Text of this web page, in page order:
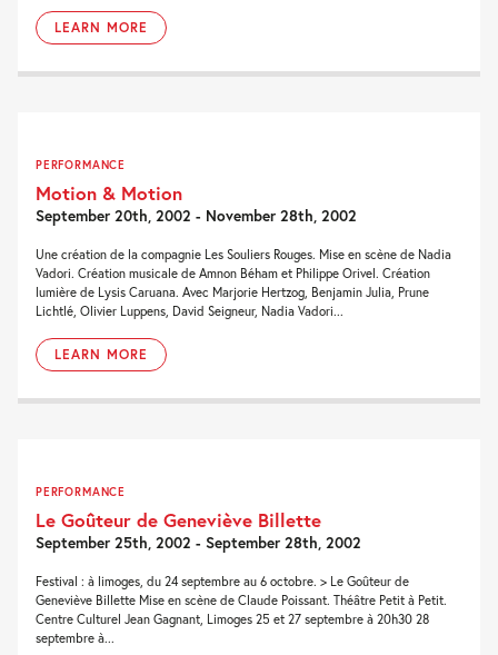
LEARN MORE
PERFORMANCE
Motion & Motion
September 20th, 2002 - November 28th, 2002
Une création de la compagnie Les Souliers Rouges. Mise en scène de Nadia
Vadori. Création musicale de Amnon Béham et Philippe Orivel. Création
lumière de Lysis Caruana. Avec Marjorie Hertzog, Benjamin Julia, Prune
Lichtlé, Olivier Luppens, David Seigneur, Nadia Vadori...
LEARN MORE
PERFORMANCE
Le Goûteur de Geneviève Billette
September 25th, 2002 - September 28th, 2002
Festival : à limoges, du 24 septembre au 6 octobre. > Le Goûteur de
Geneviève Billette Mise en scène de Claude Poissant. Théâtre Petit à Petit.
Centre Culturel Jean Gagnant, Limoges 25 et 27 septembre à 20h30 28
septembre à...